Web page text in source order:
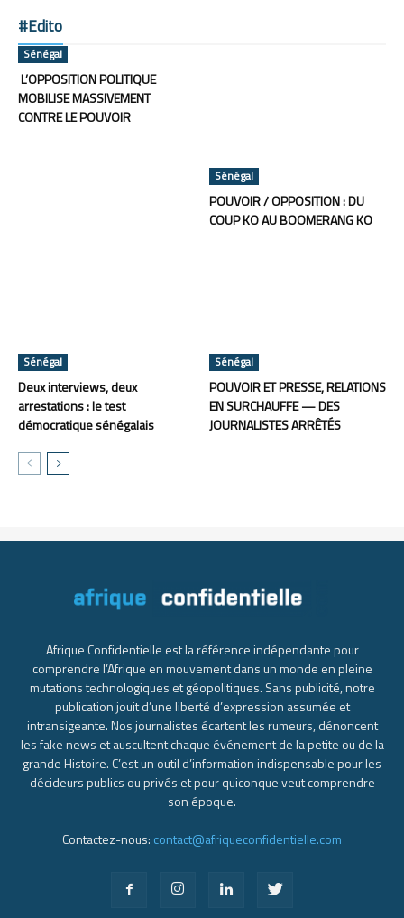
#Edito
Sénégal
L’OPPOSITION POLITIQUE
MOBILISE MASSIVEMENT
CONTRE LE POUVOIR
Sénégal
POUVOIR / OPPOSITION : DU
COUP KO AU BOOMERANG KO
Sénégal
Deux interviews, deux
arrestations : le test
démocratique sénégalais
Sénégal
POUVOIR ET PRESSE, RELATIONS
EN SURCHAUFFE — DES
JOURNALISTES ARRÊTÉS
Afrique Confidentielle est la référence indépendante pour
comprendre l’Afrique en mouvement dans un monde en pleine
mutations technologiques et géopolitiques. Sans publicité, notre
publication jouit d’une liberté d’expression assumée et
intransigeante. Nos journalistes écartent les rumeurs, dénoncent
les fake news et auscultent chaque événement de la petite ou de la
grande Histoire. C’est un outil d’information indispensable pour les
décideurs publics ou privés et pour quiconque veut comprendre
son époque.
Contactez-nous: contact@afriqueconfidentielle.com